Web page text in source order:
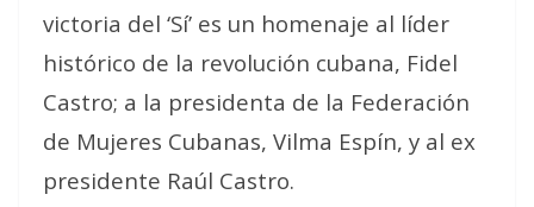
victoria del ‘Sí’ es un homenaje al líder
histórico de la revolución cubana, Fidel
Castro; a la presidenta de la Federación
de Mujeres Cubanas, Vilma Espín, y al ex
presidente Raúl Castro.